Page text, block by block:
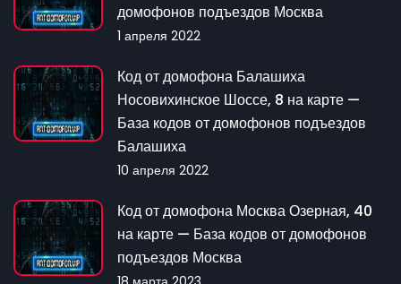
домофонов подъездов Москва
1 апреля 2022
Код от домофона Балашиха
Носовихинское Шоссе, 8 на карте —
База кодов от домофонов подъездов
Балашиха
10 апреля 2022
Код от домофона Москва Озерная, 40
на карте — База кодов от домофонов
подъездов Москва